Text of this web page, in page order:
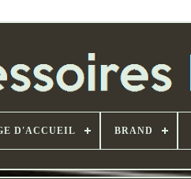
D'ACCUEIL BRAND